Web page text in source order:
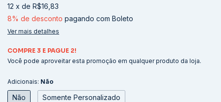
12 x de R$16,83
8% de desconto pagando com Boleto
Ver mais detalhes
COMPRE 3 E PAGUE 2!
Você pode aproveitar esta promoção em qualquer produto da loja.
Adicionais: Não
Não Somente Personalizado